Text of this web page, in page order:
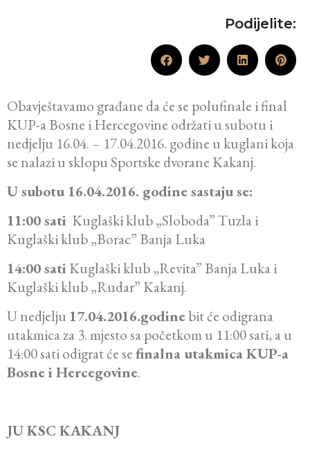
Podijelite:
Obavještavamo građane da će se polufinale i final
KUP-a Bosne i Hercegovine održati u subotu i
nedjelju 16.04. – 17.04.2016. godine u kuglani koja
se nalazi u sklopu Sportske dvorane Kakanj.
U subotu 16.04.2016. godine sastaju se:
11:00 sati Kuglaški klub „Sloboda” Tuzla i
Kuglaški klub „Borac” Banja Luka
14:00 sati Kuglaški klub „Revita” Banja Luka i
Kuglaški klub „Rudar” Kakanj.
U nedjelju 17.04.2016.godinebit će odigrana
utakmica za 3. mjesto sa početkom u 11:00 sati, a u
14:00 sati odigrat će sefinalna utakmica KUP-a
Bosne i Hercegovine.
JU KSC KAKANJ